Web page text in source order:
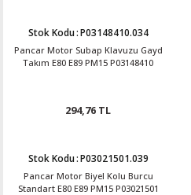
Stok Kodu:P03148410.034
Pancar Motor Subap Klavuzu Gayd
Takım E80 E89 PM15 P03148410
294,76 TL
Stok Kodu:P03021501.039
Pancar Motor Biyel Kolu Burcu
Standart E80 E89 PM15 P03021501